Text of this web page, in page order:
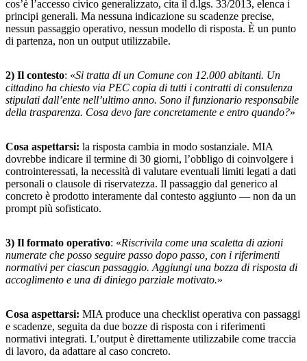
cos’è l’accesso civico generalizzato, cita il d.lgs. 33/2013, elenca i
principi generali. Ma nessuna indicazione su scadenze precise,
nessun passaggio operativo, nessun modello di risposta. È un punto
di partenza, non un output utilizzabile.
2) Il contesto: «Si tratta di un Comune con 12.000 abitanti. Un
cittadino ha chiesto via PEC copia di tutti i contratti di consulenza
stipulati dall’ente nell’ultimo anno. Sono il funzionario responsabile
della trasparenza. Cosa devo fare concretamente e entro quando?»
Cosa aspettarsi: la risposta cambia in modo sostanziale. MIA
dovrebbe indicare il termine di 30 giorni, l’obbligo di coinvolgere i
controinteressati, la necessità di valutare eventuali limiti legati a dati
personali o clausole di riservatezza. Il passaggio dal generico al
concreto è prodotto interamente dal contesto aggiunto — non da un
prompt più sofisticato.
3) Il formato operativo: «Riscrivila come una scaletta di azioni
numerate che posso seguire passo dopo passo, con i riferimenti
normativi per ciascun passaggio. Aggiungi una bozza di risposta di
accoglimento e una di diniego parziale motivato.»
Cosa aspettarsi: MIA produce una checklist operativa con passaggi
e scadenze, seguita da due bozze di risposta con i riferimenti
normativi integrati. L’output è direttamente utilizzabile come traccia
di lavoro, da adattare al caso concreto.